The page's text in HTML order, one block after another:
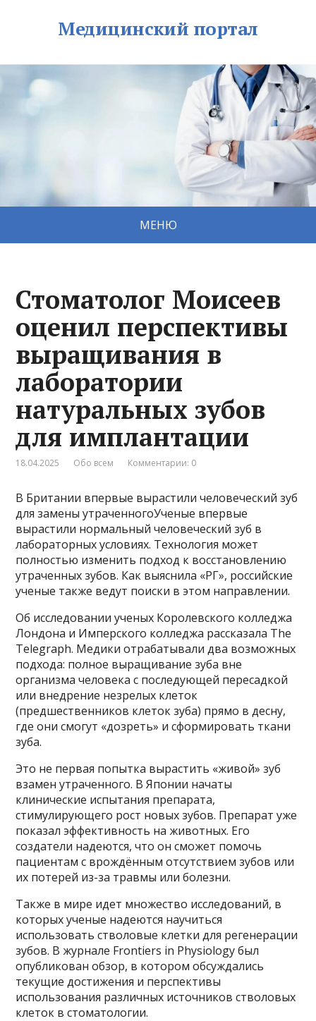
Медицинский портал
МЕНЮ
Стоматолог Моисеев
оценил перспективы
выращивания в
лаборатории
натуральных зубов
для имплантации
18.04.2025 Обо всем Комментарии: 0
В Британии впервые вырастили человеческий зуб
для замены утраченногоУченые впервые
вырастили нормальный человеческий зуб в
лабораторных условиях. Технология может
полностью изменить подход к восстановлению
утраченных зубов. Как выяснила «РГ», российские
ученые также ведут поиски в этом направлении.
Об исследовании ученых Королевского колледжа
Лондона и Имперского колледжа рассказала The
Telegraph. Медики отрабатывали два возможных
подхода: полное выращивание зуба вне
организма человека с последующей пересадкой
или внедрение незрелых клеток
(предшественников клеток зуба) прямо в десну,
где они смогут «дозреть» и сформировать ткани
зуба.
Это не первая попытка вырастить «живой» зуб
взамен утраченного. В Японии начаты
клинические испытания препарата,
стимулирующего рост новых зубов. Препарат уже
показал эффективность на животных. Его
создатели надеются, что он сможет помочь
пациентам с врождённым отсутствием зубов или
их потерей из-за травмы или болезни.
Также в мире идет множество исследований, в
которых ученые надеются научиться
использовать стволовые клетки для регенерации
зубов. В журнале Frontiers in Physiology был
опубликован обзор, в котором обсуждались
текущие достижения и перспективы
использования различных источников стволовых
клеток в стоматологии.